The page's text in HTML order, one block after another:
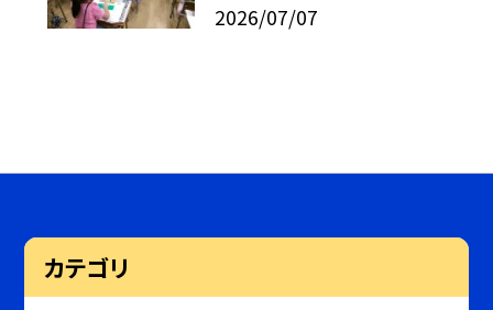
2026/07/07
カテゴリ